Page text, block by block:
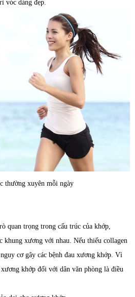
vóc dáng đẹp.
thường xuyên mỗi ngày
quan trọng trong cấu trúc của khớp,
khung xương với nhau. Nếu thiếu collagen
cơ gây các bệnh đau xương khớp. Vì
khớp đối với dân văn phòng là điều